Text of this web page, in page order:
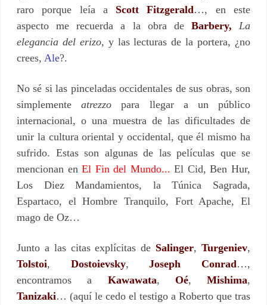
raro porque leía a Scott Fitzgerald…, en este
aspecto me recuerda a la obra de Barbery,
La
elegancia del erizo, y las lecturas de la portera, ¿no
crees, Ale?.
No sé si las pinceladas occidentales de sus obras, son
simplementeatrezzo para llegar a un público
internacional, o una muestra de las dificultades de
unir la cultura oriental y occidental, que él mismo ha
sufrido. Estas son algunas de las películas que se
mencionan enEl Fin del Mundo... El Cid, Ben Hur,
Los Diez Mandamientos, la Túnica Sagrada,
Espartaco, el Hombre Tranquilo, Fort Apache, El
mago de Oz…
Junto a las citas explícitas de Salinger,Turgeniev,
Tolstoi, Dostoievsky,Joseph Conrad…,
encontramos a Kawawata, Oé, Mishima,
Tanizaki… (aquí le cedo el testigo a Roberto que tras